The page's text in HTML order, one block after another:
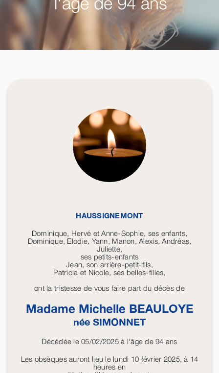
HAUSSIGNEMONT
Dominique, Hervé et Anne-Sophie, ses enfants,
Dominique, Elodie, Yann, Manon, Alexis, Andréas,
Juliette,
ses petits-enfants
Jean, son arrière-petit-fils,
Patricia et Nicole, ses belles-filles,
ont la tristesse de vous faire part du décès de
Madame Michelle BEAULOYE
née SIMONNET
Décédée le 05/02/2025 à l'âge de 94 ans
Les obsèques auront lieu le lundi 10 février 2025, à 14
heures en